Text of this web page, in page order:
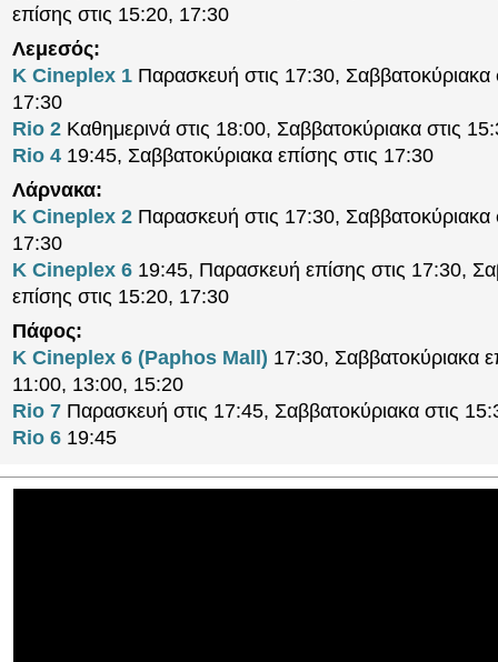
επίσης στις 15:20, 17:30
Λεμεσός:
K Cineplex 1 Παρασκευή στις 17:30, Σαββατοκύριακα
17:30
Rio 2 Καθημερινά στις 18:00, Σαββατοκύριακα στις
Rio 4 19:45, Σαββατοκύριακα επίσης στις 17:30
Λάρνακα:
K Cineplex 2 Παρασκευή στις 17:30, Σαββατοκύριακα
17:30
K Cineplex 6 19:45, Παρασκευή επίσης στις 17:30,
επίσης στις 15:20, 17:30
Πάφος:
K Cineplex 6 (Paphos Mall) 17:30, Σαββατοκύριακα
11:00, 13:00, 15:20
Rio 7 Παρασκευή στις 17:45, Σαββατοκύριακα στις
Rio 6 19:45